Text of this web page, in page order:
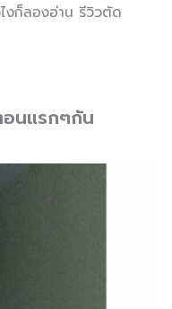
งก็ลองอ่าน รีวิวตัด
อนแรกๆกัน